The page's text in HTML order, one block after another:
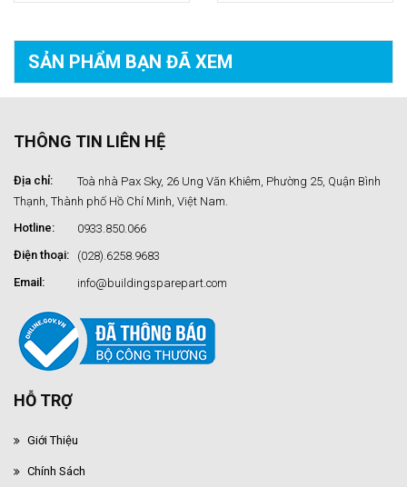
SẢN PHẨM BẠN ĐÃ XEM
THÔNG TIN LIÊN HỆ
Địa chỉ:
Toà nhà Pax Sky, 26 Ung Văn Khiêm, Phường 25, Quận Bình
Thạnh, Thành phố Hồ Chí Minh, Việt Nam.
Hotline:
0933.850.066
Điện thoại:
(028).6258.9683
Email:
info@buildingsparepart.com
HỖ TRỢ
Giới Thiệu
Chính Sách